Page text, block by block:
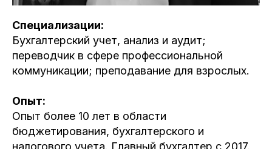
Учитесь бесплатно
Специализации:
Бухгалтерский учет, анализ и аудит;
переводчик в сфере профессиональной
коммуникации; преподавание для взрослых.
Опыт:
Опыт более 10 лет в области
бюджетирования, бухгалтерского и